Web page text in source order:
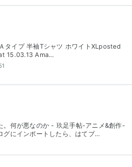
タイプ 半袖Tシャツ ホワイトXLposted
15.03.13 Ama…
。何が悪なのか - 玖足手帖-アニメ&創作-
グにインポートしたら、はてブ…